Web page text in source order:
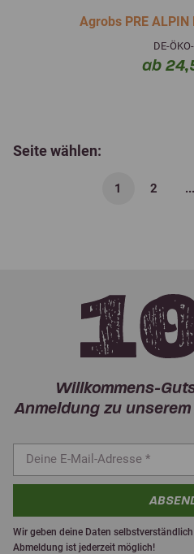
Agrobs PRE
DE-
ab
Seite wählen:
1 2 ...
Willkommens-
Anmeldung zu
Wir geben deine Daten
Abmeldung ist jederzeit möglich!